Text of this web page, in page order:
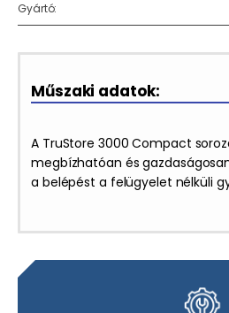
Gyártó:
Műszaki adatok:
A TruStore 3000 Compact
megbízhatóan és
a belépést a felügyelet nélküli